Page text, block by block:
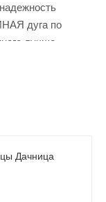
дуга по
лучше
усиление
прочностных
в трубу”,
методом
Дачница